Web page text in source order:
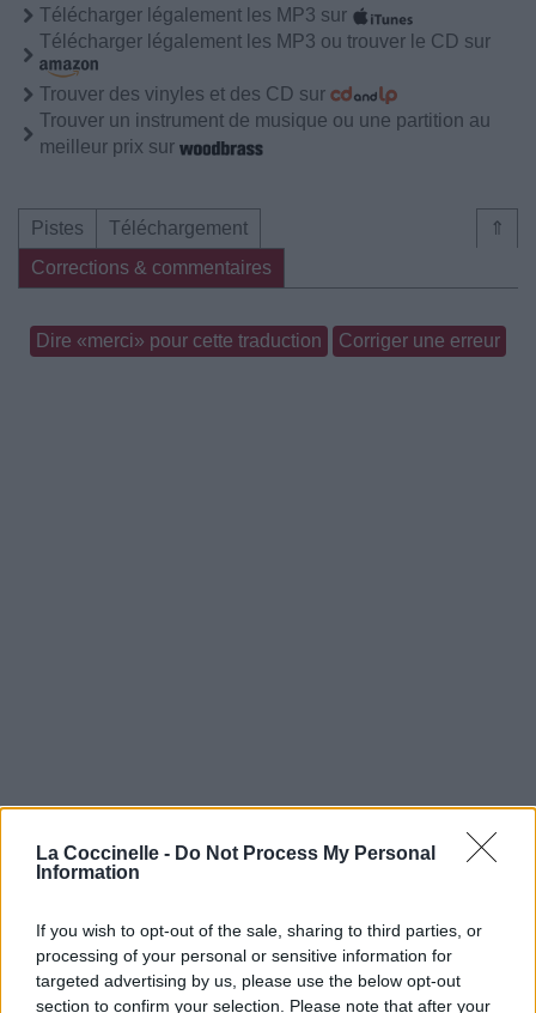
La Coccinelle - Do Not Process My Personal
Information
If you wish to opt-out of the sale, sharing to third parties, or
processing of your personal or sensitive information for
targeted advertising by us, please use the below opt-out
section to confirm your selection. Please note that after your
Télécharger légalement les MP3 sur
Télécharger légalement les MP3 ou trouver le CD sur
Trouver des vinyles et des CD sur
Trouver un instrument de musique ou une partition au
meilleur prix sur
⇑
Pistes
Téléchargement
Corrections & commentaires
Dire «merci» pour cette traduction Corriger une erreur